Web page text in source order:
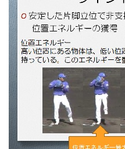
主な活動について
契約企業について
お問い合わせ